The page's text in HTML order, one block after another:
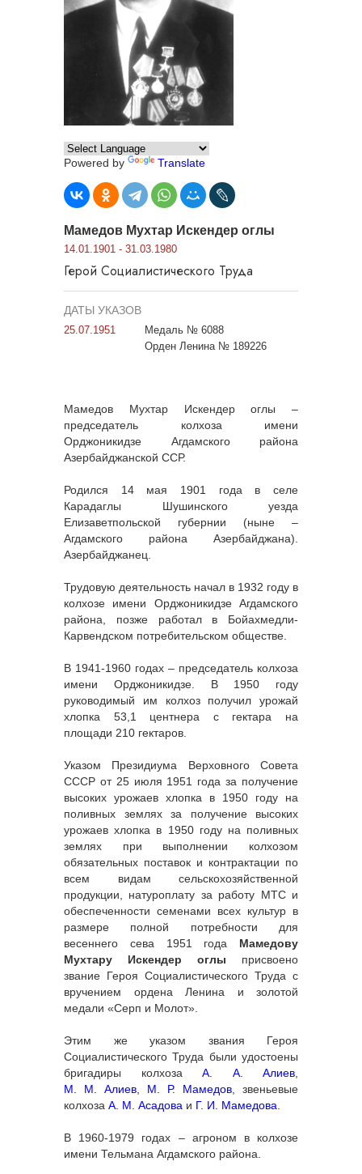
Powered by Translate
Мамедов Мухтар Искендер оглы
14.01.1901 - 31.03.1980
Герой Социалистического Труда
ДАТЫ УКАЗОВ
25.07.1951
Медаль № 6088
Орден Ленина № 189226
Мамедов Мухтар Искендер оглы –
председатель колхоза имени
Орджоникидзе Агдамского района
Азербайджанской ССР.
Родился 14 мая 1901 года в селе
Карадаглы Шушинского уезда
Елизаветпольской губернии (ныне –
Агдамского района Азербайджана).
Азербайджанец.
Трудовую деятельность начал в 1932 году в
колхозе имени Орджоникидзе Агдамского
района, позже работал в Бойахмедли-
Карвендском потребительском обществе.
В 1941-1960 годах – председатель колхоза
имени Орджоникидзе. В 1950 году
руководимый им колхоз получил урожай
хлопка 53,1 центнера с гектара на
площади 210 гектаров.
Указом Президиума Верховного Совета
СССР от 25 июля 1951 года за получение
высоких урожаев хлопка в 1950 году на
поливных землях за получение высоких
урожаев хлопка в 1950 году на поливных
землях при выполнении колхозом
обязательных поставок и контрактации по
всем видам сельскохозяйственной
продукции, натуроплату за работу МТС и
обеспеченности семенами всех культур в
размере полной потребности для
весеннего сева 1951 года Мамедову
Мухтару Искендер оглы присвоено
звание Героя Социалистического Труда с
вручением ордена Ленина и золотой
медали «Серп и Молот».
Этим же указом звания Героя
Социалистического Труда были удостоены
бригадиры колхоза А. А. Алиев
М. М. Алиев
М. Р. Мамедов , звеньевые
колхоза А. М. Асадова и Г. И. Мамедова
В 1960-1979 годах – агроном в колхозе
имени Тельмана Агдамского района.